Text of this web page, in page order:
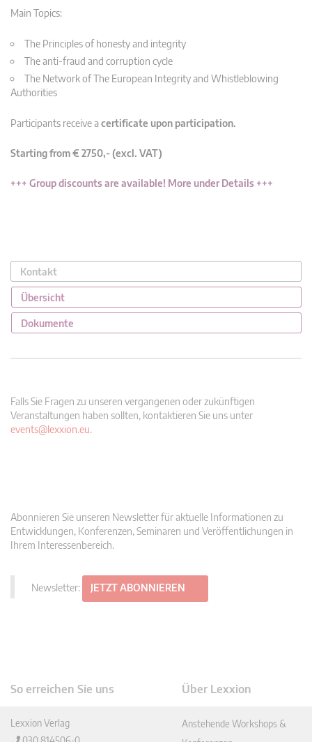
Main Topics:
The Principles of honesty and integrity
The anti-fraud and corruption cycle
The Network of The European Integrity and Whistleblowing
Authorities
Participants receive acertificate upon participation.
Starting from € 2750,- (excl. VAT)
+++ Group discounts are available! More under Details +++
Kontakt
Übersicht
Dokumente
Falls Sie Fragen zu unseren vergangenen oder zukünftigen
Veranstaltungen haben sollten, kontaktieren Sie uns unter
events@lexxion.eu.
Abonnieren Sie unseren Newsletter für aktuelle Informationen zu
Entwicklungen, Konferenzen, Seminaren und Veröffentlichungen in
Ihrem Interessenbereich.
Newsletter: JETZT ABONNIEREN
So erreichen Sie uns
Lexxion Verlag
Über Lexxion
Anstehende Workshops &